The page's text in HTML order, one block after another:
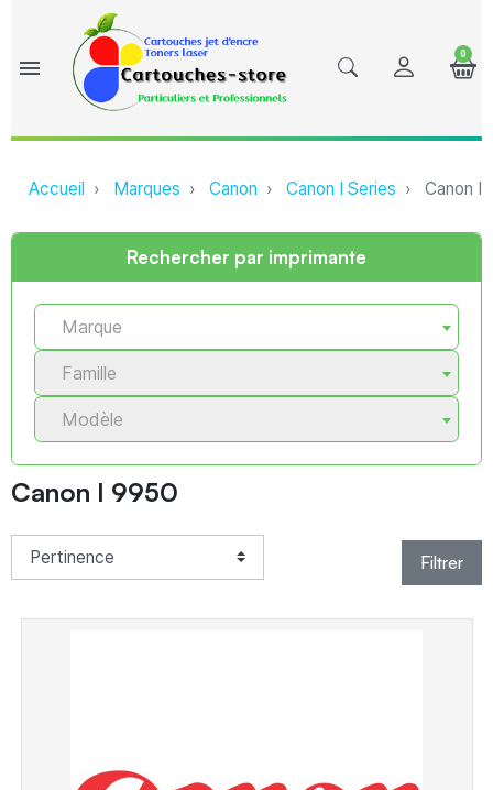
menu
0
Accueil Marques Canon Canon I Series Canon I
Rechercher par imprimante
Marque
Famille
Modèle
Canon I 9950
Filtrer